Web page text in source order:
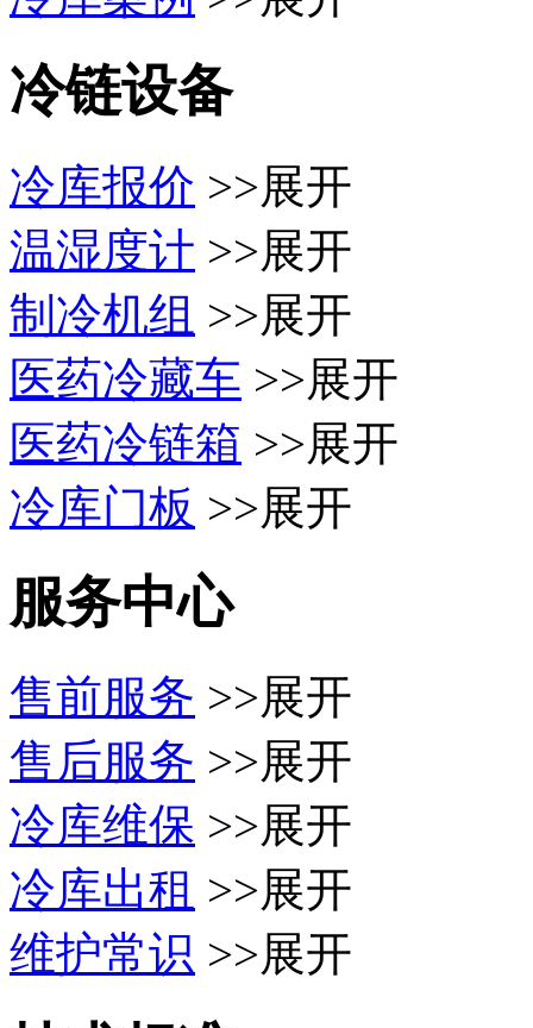
冷链设备
冷库报价 >>展开
温湿度计 >>展开
制冷机组 >>展开
医药冷藏车 >>展开
医药冷链箱 >>展开
冷库门板 >>展开
服务中心
售前服务 >>展开
售后服务 >>展开
冷库维保 >>展开
冷库出租 >>展开
维护常识 >>展开